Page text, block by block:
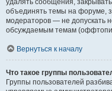
удалять сообщения,
объединять темы на форуме,
модераторов — не допускать
обсуждаемым темам
Вернуться к началу
Что такое группы
Группы пользователей